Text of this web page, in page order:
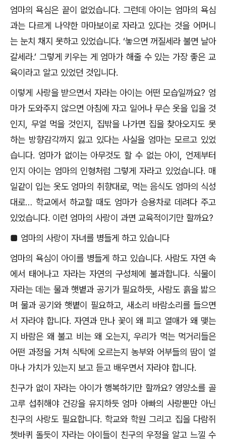
엄마의 욕심은 끝이 없었습니다.그런데 아이는 엄마의 욕심
과는 다르게 나약한 마마보이로 자라고 있다는 것을 어머니
는 눈치 채지 못하고 있었습니다. ‘놓으면 꺼질세라 불면 날아
갈세라.’ 그렇게 키우는 게 엄마가 해줄 수 있는 가장 좋은 교
육이라고 알고 있었던 것입니다.
이렇게 사랑을 받으면서 자라는 아이는 어떤 모습일까요? 엄
마가 도와주지 않으면 아침에 자고 일어나 무슨 옷을 입을 것
인지
무얼 먹을 것인지
집밖을 나가면 집을 찾아오지도 못
하는 방향감각까지 잃고 있다는 사실을 엄마는 모르고 있었
습니다. 엄마가 없이는 아무것도 할 수 없는 아이
언제부터
인지 아이는 엄마의 인형처럼 그렇게 자라고 있었습니다. 매
일같이 입는 옷도 엄마의 취향대로, 먹는 음식도 엄마의 식성
대로… 학교에서 하교할 때도 엄마가 승용차로 데려다 주고
있었습니다. 이런 엄마의 사랑이 과면 교육적이기만 할까요?
■ 엄마의 사랑이 자녀를 병들게 하고 있습니다
엄마의 욕심이 아이를 병들게 하고 있습니다. 사람도 자연 속
에서 태어나고 자라는 자연의 구성체에 불과합니다. 식물이
자라는 데는 물과 햇볕과 공기가 필요하듯, 사람도 흙을 밟으
며 물과 공기와 햇볕이 필요하고, 새소리 바람소리를 들으면
서 자라야 합니다. 자연과 만나 꽃이 왜 피고 열매가 왜 맺는
지 바람은 왜 불고 비는 왜 오는지 ,우리가 먹는 먹거리들은
어떤 과정을 거쳐 식탁에 오르는지 농부와 어부들의 땀이 얼
마나 가치가 있는지 보고 듣고 배우면서 자라야 합니다.
친구가 없이 자라는 아이가 행복하기만 할까요? 영양소를 골
고루 섭취해야 건강을 유지하듯 엄마 아빠의 사랑뿐만 아닌
친구의 사랑도 필요합니다. 학교와 학원 그리고 집을 다람쥐
쳇바퀴 돌듯이 자라는 아이들이 친구의 우정을 알고 느낄 수